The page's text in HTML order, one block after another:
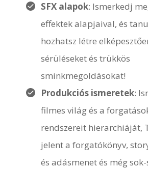
SFX alapok: Ismerkedj
effektek alapjaival, és
hozhatsz létre
sérüléseket és trükkös
sminkmegoldásokat!
Produkciós ismeretek:
filmes világ és a
rendszereit hierarchiáját,
jelent a forgatókönyv,
és adásmenet és még